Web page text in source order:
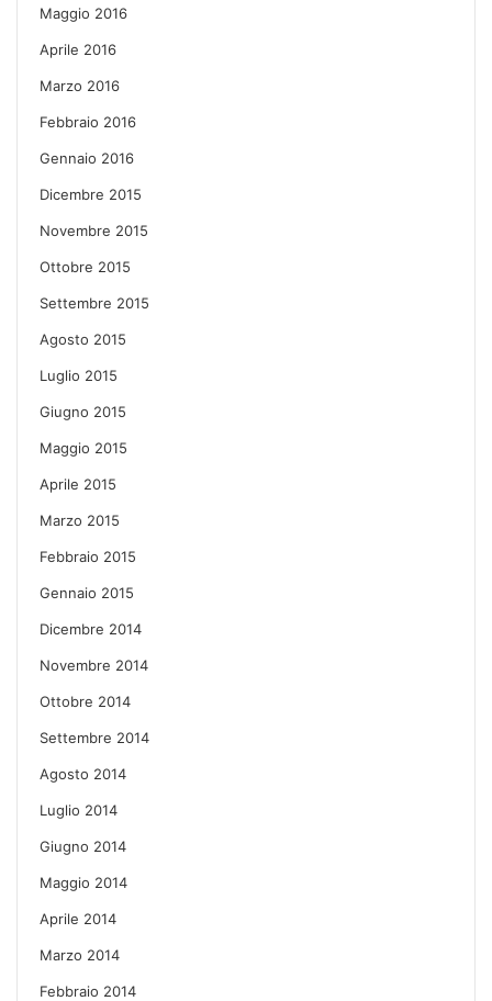
Maggio 2016
Aprile 2016
Marzo 2016
Febbraio 2016
Gennaio 2016
Dicembre 2015
Novembre 2015
Ottobre 2015
Settembre 2015
Agosto 2015
Luglio 2015
Giugno 2015
Maggio 2015
Aprile 2015
Marzo 2015
Febbraio 2015
Gennaio 2015
Dicembre 2014
Novembre 2014
Ottobre 2014
Settembre 2014
Agosto 2014
Luglio 2014
Giugno 2014
Maggio 2014
Aprile 2014
Marzo 2014
Febbraio 2014